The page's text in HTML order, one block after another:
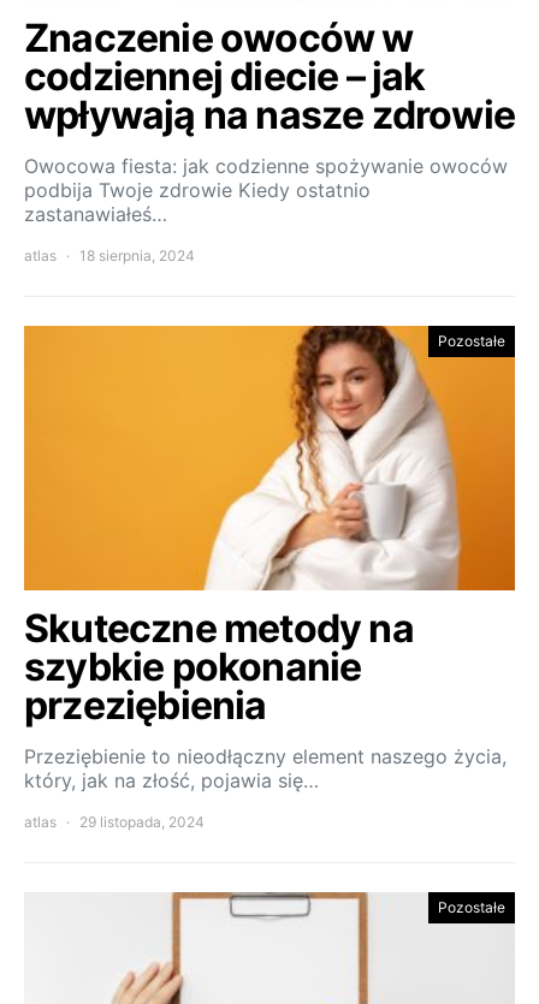
Znaczenie owoców w
codziennej diecie – jak
wpływają na nasze zdrowie
Owocowa fiesta: jak codzienne spożywanie owoców
podbija Twoje zdrowie Kiedy ostatnio
zastanawiałeś…
atlas 18 sierpnia, 2024
Pozostałe
Skuteczne metody na
szybkie pokonanie
przeziębienia
Przeziębienie to nieodłączny element naszego życia,
który, jak na złość, pojawia się…
atlas 29 listopada, 2024
Pozostałe